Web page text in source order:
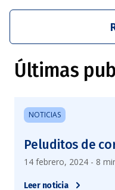
Últimas
NOTICIAS
Peluditos de
14 febrero, 2024 - 8
Leer noticia